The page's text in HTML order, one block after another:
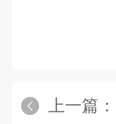
上一篇：